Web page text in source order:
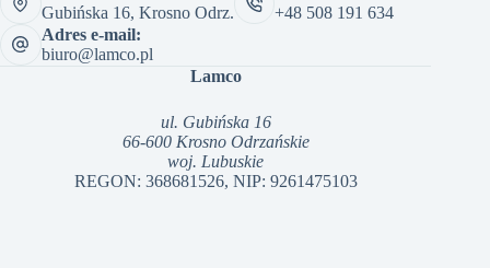
Gubińska 16, Krosno Odrz.
+48 508 191 634
Adres e-mail:
biuro@lamco.pl
Lamco
ul. Gubińska 16
66-600 Krosno Odrzańskie
woj. Lubuskie
REGON: 368681526, NIP: 9261475103